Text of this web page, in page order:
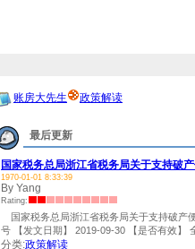
账房大先生 政策解读
最后更新
国家税务总局浙江省税务局关于支持破
1970-01-01 8:33:39
By Yang
Rating:
国家税务总局浙江省税务局关于支持破产
号 【发文日期】 2019-09-30 【是否有效】
分类:政策解读